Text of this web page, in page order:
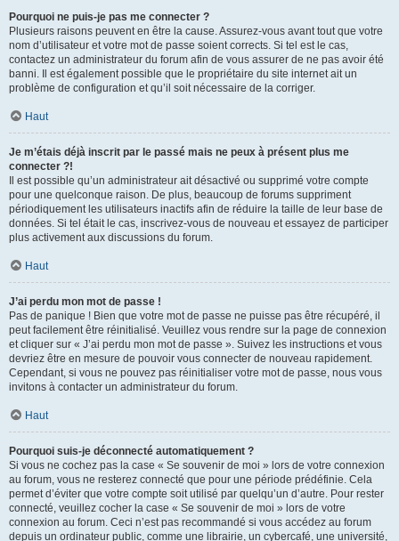
Pourquoi ne puis-je pas me connecter ?
Plusieurs raisons peuvent en être la cause. Assurez-vous avant tout que votre
nom d’utilisateur et votre mot de passe soient corrects. Si tel est le cas,
contactez un administrateur du forum afin de vous assurer de ne pas avoir été
banni. Il est également possible que le propriétaire du site internet ait un
problème de configuration et qu’il soit nécessaire de la corriger.
Haut
Je m’étais déjà inscrit par le passé mais ne peux à présent plus me
connecter ?!
Il est possible qu’un administrateur ait désactivé ou supprimé votre compte
pour une quelconque raison. De plus, beaucoup de forums suppriment
périodiquement les utilisateurs inactifs afin de réduire la taille de leur base de
données. Si tel était le cas, inscrivez-vous de nouveau et essayez de participer
plus activement aux discussions du forum.
Haut
J’ai perdu mon mot de passe !
Pas de panique ! Bien que votre mot de passe ne puisse pas être récupéré, il
peut facilement être réinitialisé. Veuillez vous rendre sur la page de connexion
et cliquer sur « J’ai perdu mon mot de passe ». Suivez les instructions et vous
devriez être en mesure de pouvoir vous connecter de nouveau rapidement.
Cependant, si vous ne pouvez pas réinitialiser votre mot de passe, nous vous
invitons à contacter un administrateur du forum.
Haut
Pourquoi suis-je déconnecté automatiquement ?
Si vous ne cochez pas la case « Se souvenir de moi » lors de votre connexion
au forum, vous ne resterez connecté que pour une période prédéfinie. Cela
permet d’éviter que votre compte soit utilisé par quelqu’un d’autre. Pour rester
connecté, veuillez cocher la case « Se souvenir de moi » lors de votre
connexion au forum. Ceci n’est pas recommandé si vous accédez au forum
depuis un ordinateur public, comme une librairie, un cybercafé, une université,